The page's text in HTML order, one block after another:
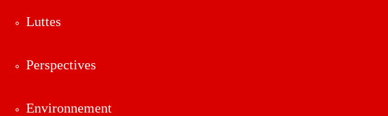
Luttes
Perspectives
Environnement